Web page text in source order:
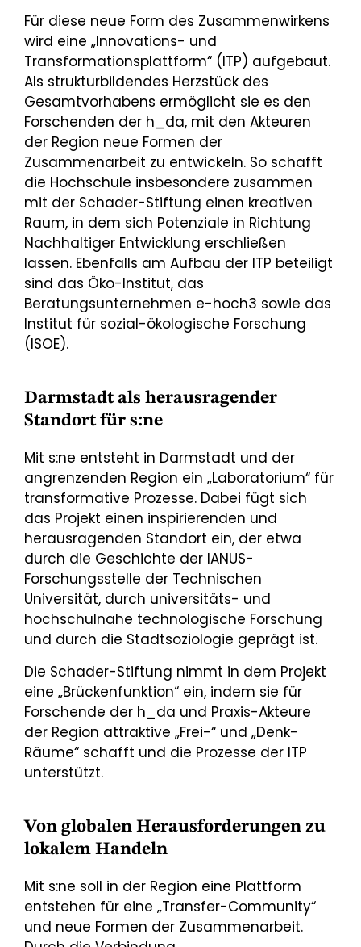
Für diese neue Form des Zusammenwirkens
wird eine „Innovations- und
Transformationsplattform“ (ITP) aufgebaut.
Als strukturbildendes Herzstück des
Gesamtvorhabens ermöglicht sie es den
Forschenden der h_da, mit den Akteuren
der Region neue Formen der
Zusammenarbeit zu entwickeln. So schafft
die Hochschule insbesondere zusammen
mit der Schader-Stiftung einen kreativen
Raum, in dem sich Potenziale in Richtung
Nachhaltiger Entwicklung erschließen
lassen. Ebenfalls am Aufbau der ITP beteiligt
sind das Öko-Institut, das
Beratungsunternehmen e-hoch3 sowie das
Institut für sozial-ökologische Forschung
(ISOE).
Darmstadt als herausragender
Standort für s:ne
Mit s:ne entsteht in Darmstadt und der
angrenzenden Region ein „Laboratorium“ für
transformative Prozesse. Dabei fügt sich
das Projekt einen inspirierenden und
herausragenden Standort ein, der etwa
durch die Geschichte der IANUS-
Forschungsstelle der Technischen
Universität, durch universitäts- und
hochschulnahe technologische Forschung
und durch die Stadtsoziologie geprägt ist.
Die Schader-Stiftung nimmt in dem Projekt
eine „Brückenfunktion“ ein, indem sie für
Forschende der h_da und Praxis-Akteure
der Region attraktive „Frei-“ und „Denk-
Räume“ schafft und die Prozesse der ITP
unterstützt.
Von globalen Herausforderungen zu
lokalem Handeln
Mit s:ne soll in der Region eine Plattform
entstehen für eine „Transfer-Community“
und neue Formen der Zusammenarbeit.